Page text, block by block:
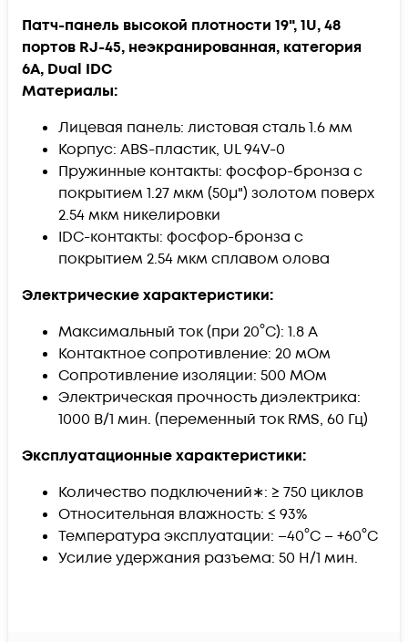
Патч-панель высокой плотности 19", 1U, 48
портов RJ-45, неэкранированная, категория
6A, Dual IDC
Материалы:
Лицевая панель: листовая сталь 1.6 мм
Корпус: ABS-пластик, UL 94V-0
Пружинные контакты: фосфор-бронза с
покрытием 1.27 мкм (50µ") золотом поверх
2.54 мкм никелировки
IDC-контакты: фосфор-бронза с
покрытием 2.54 мкм сплавом олова
Электрические характеристики:
Максимальный ток (при 20°С): 1.8 А
Контактное сопротивление: 20 мOм
Сопротивление изоляции: 500 МОм
Электрическая прочность диэлектрика:
1000 В/1 мин. (переменный ток RMS, 60 Гц)
Эксплуатационные характеристики:
Количество подключений∗: ≥ 750 циклов
Относительная влажность: ≤ 93%
Температура эксплуатации: –40°C – +60°C
Усилие удержания разъема: 50 Н/1 мин.